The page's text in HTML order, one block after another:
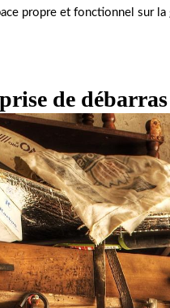
propre et fonctionnel sur la
de